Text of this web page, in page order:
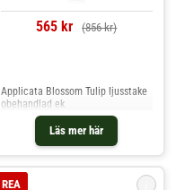
565 kr (856 kr)
Läs mer här
Applicata Blossom Tulip ljusstake
obehandlad ek
REA